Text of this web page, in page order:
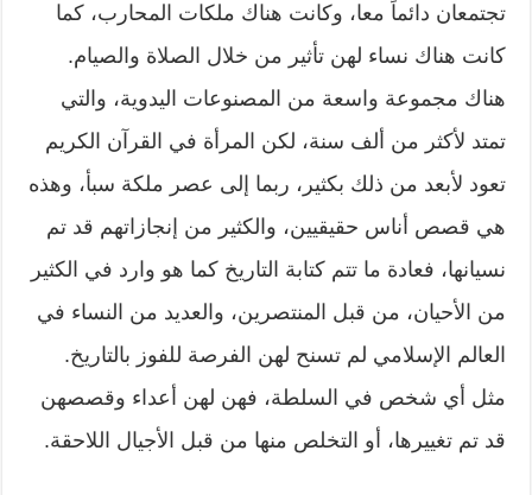
تجتمعان دائماً معا، وكانت هناك ملكات المحارب، كما
كانت هناك نساء لهن تأثير من خلال الصلاة والصيام.
هناك مجموعة واسعة من المصنوعات اليدوية، والتي
تمتد لأكثر من ألف سنة، لكن المرأة في القرآن الكريم
تعود لأبعد من ذلك بكثير، ربما إلى عصر ملكة سبأ، وهذه
هي قصص أناس حقيقيين، والكثير من إنجازاتهم قد تم
نسيانها، فعادة ما تتم كتابة التاريخ كما هو وارد في الكثير
من الأحيان، من قبل المنتصرين، والعديد من النساء في
العالم الإسلامي لم تسنح لهن الفرصة للفوز بالتاريخ.
مثل أي شخص في السلطة، فهن لهن أعداء وقصصهن
قد تم تغييرها، أو التخلص منها من قبل الأجيال اللاحقة.